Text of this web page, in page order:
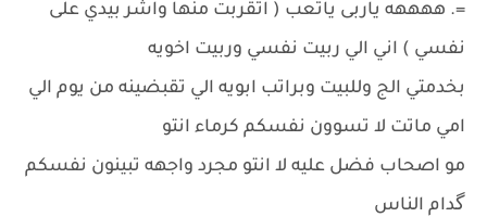
=. ههههه ياربى ياتعب ( اتقربت منها واشر بيدي على
نفسي ) اني الي ربيت نفسي وربيت اخويه
بخدمتي الج وللبيت وبراتب ابويه الي تقبضينه من يوم الي
امي ماتت لا تسوون نفسكم كرماء انتو
مو اصحاب فضل عليه لا انتو مجرد واجهه تبينون نفسكم
گدام الناس